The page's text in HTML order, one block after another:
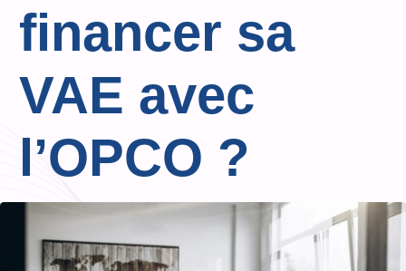
financer sa
VAE avec
l’OPCO ?